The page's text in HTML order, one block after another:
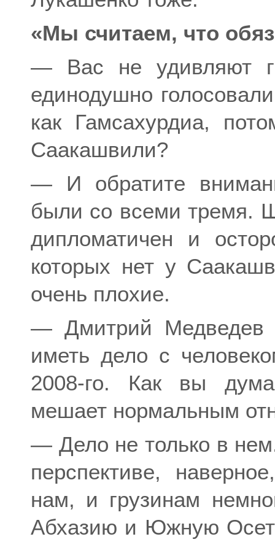
«Мы считаем, что
— Вас не удивляют
единодушно
как Гамсахурдиа,
Саакашвили?
— И обратите
были со всеми тремя.
дипломатичен и
которых нет у
очень плохие.
— Дмитрий Медведев
иметь дело с
2008-го. Как вы
мешает нормальным
— Дело не только в
перспективе,
нам, и грузинам
Абхазию и Южную